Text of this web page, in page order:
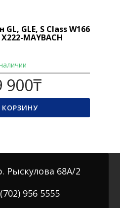
GLE, S Class W166
MAYBACH
900₸
КОРЗИНУ
Рыскулова 68А/2
956 5555